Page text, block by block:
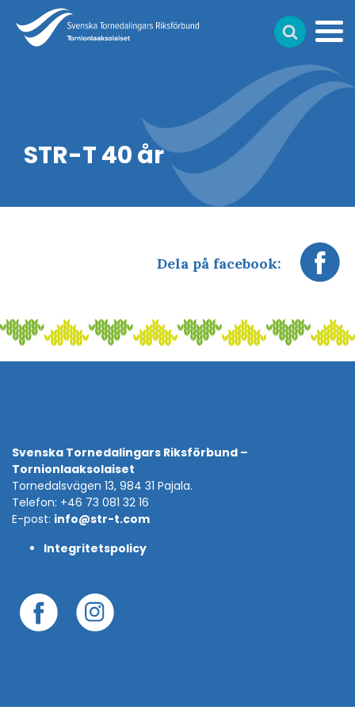
STR-T 40 år
Dela på facebook:
Svenska Tornedalingars Riksförbund –
Tornionlaaksolaiset
Tornedalsvägen 13, 984 31 Pajala.
Telefon: +46 73 081 32 16
E-post: info@str-t.com
Integritetspolicy